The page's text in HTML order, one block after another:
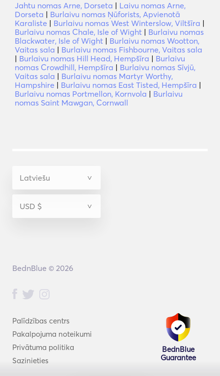
Jahtu nomas Arne, Dorseta | Laivu nomas Arne,
Dorseta | Burlaivu nomas Ņūforists, Apvienotā
Karaliste | Burlaivu nomas West Winterslow, Viltšīra |
Burlaivu nomas Chale, Isle of Wight | Burlaivu nomas
Blackwater, Isle of Wight | Burlaivu nomas Wootton,
Vaitas sala | Burlaivu nomas Fishbourne, Vaitas sala
| Burlaivu nomas Hill Head, Hempšīra | Burlaivu
nomas Crowdhill, Hempšīra | Burlaivu nomas Sīvjū,
Vaitas sala | Burlaivu nomas Martyr Worthy,
Hampshire | Burlaivu nomas East Tisted, Hempšīra |
Burlaivu nomas Portmellon, Kornvola | Burlaivu
nomas Saint Mawgan, Cornwall
Palīdzības centrs
Pakalpojuma noteikumi
Privātuma politika
Sazinieties
BednBlue
Guarantee
BednBlue © 2026